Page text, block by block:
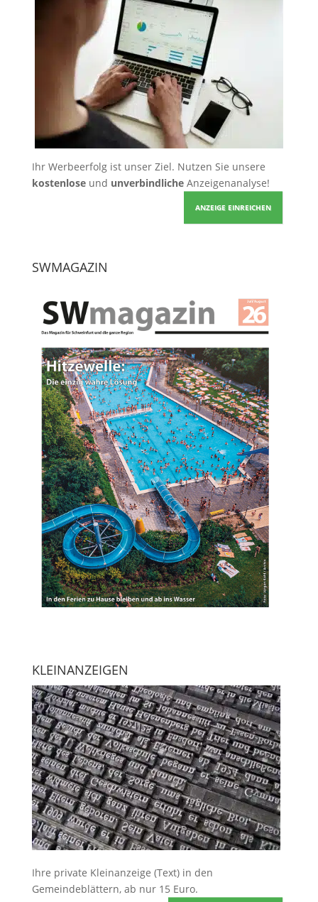
Ihr Werbeerfolg ist unser Ziel. Nutzen Sie unsere
kostenloseund unverbindlicheAnzeigenanalyse!
ANZEIGE EINREICHEN
SWMAGAZIN
KLEINANZEIGEN
Ihre private Kleinanzeige (Text) in den
Gemeindeblättern, ab nur 15 Euro.